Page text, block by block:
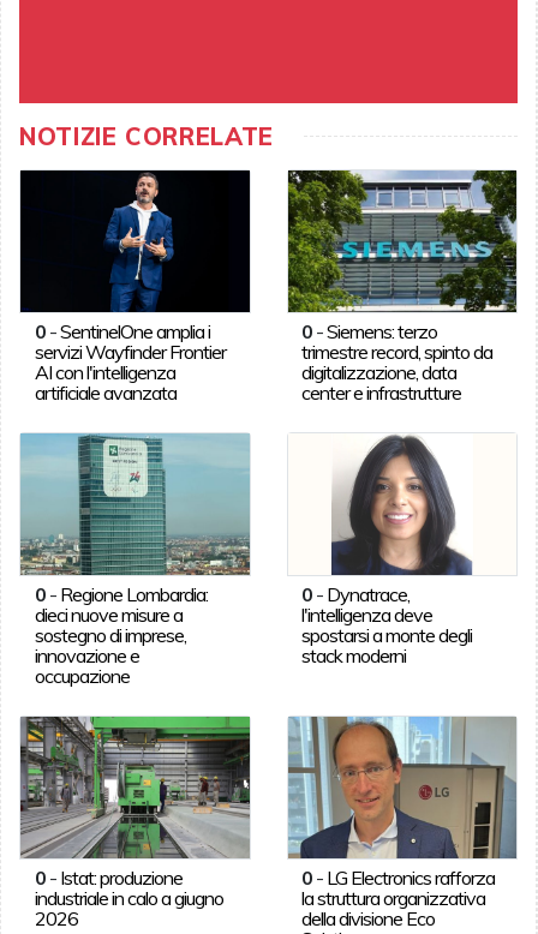
NOTIZIE CORRELATE
0-SentinelOne amplia i
servizi Wayfinder Frontier
AI con l'intelligenza
artificiale avanzata
0 -Siemens: terzo
trimestre record, spinto da
digitalizzazione, data
center e infrastrutture
0- Regione Lombardia:
dieci nuove misure a
sostegno di imprese,
innovazione e
occupazione
0 - Dynatrace,
l'intelligenza deve
spostarsi a monte degli
stack moderni
0- Istat: produzione
industriale in calo a giugno
2026
0 - LG Electronics rafforza
la struttura organizzativa
della divisione Eco